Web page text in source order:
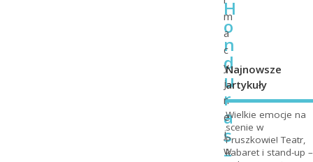
H
o
n
d
u
r
a
s
–
m
a
c
y
j
n
e
j
w
Najnowsze
artykuły
Wielkie emocje na
scenie w
Pruszkowie! Teatr,
kabaret i stand-up –